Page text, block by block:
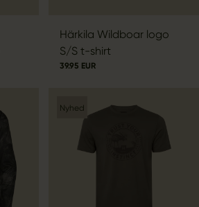
Härkila Wildboar logo
S/S t-shirt
39.95 EUR
Nyhed